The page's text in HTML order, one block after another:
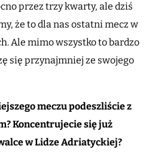
przez trzy kwarty, ale dziś
że to dla nas ostatni mecz w
Ale mimo wszystko to bardzo
się przynajmniej ze swojego
meczu podeszliście z
Koncentrujecie się już
w Lidze Adriatyckiej?